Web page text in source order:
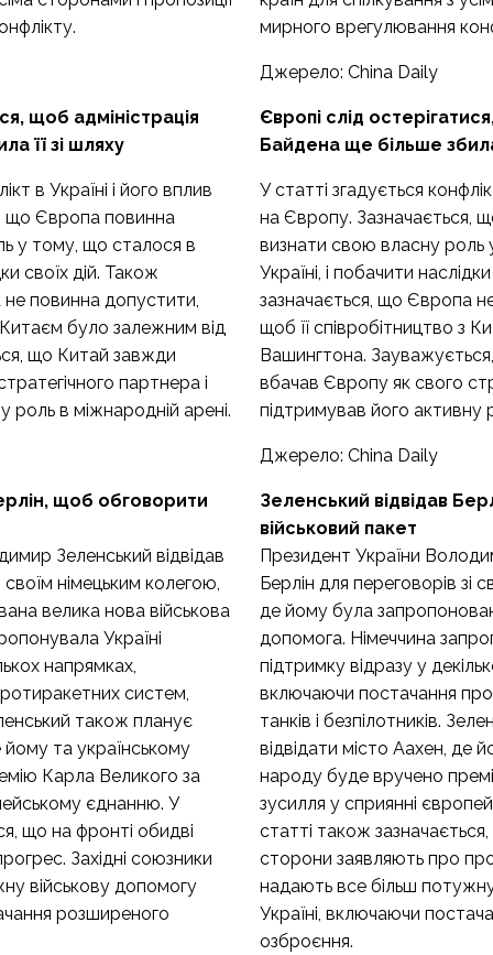
щоб адміністрація
її зі шляху
в Україні і його вплив
що Європа повинна
у тому, що сталося в
своїх дій. Також
повинна допустити,
Китаєм було залежним від
що Китай завжди
партнера і
роль в міжнародній арені.
щоб обговорити
Зеленський відвідав
своїм німецьким колегою,
велика нова військова
Україні
напрямках,
систем,
також планує
йому та українському
Карла Великого за
єднанню. У
що на фронті обидві
Західні союзники
військову допомогу
розширеного
мирного врегулювання
Джерело: China Daily
Європі слід
Байдена ще більше збила
У статті згадується
на Європу. Зазначається,
визнати свою власну
Україні, і побачити
зазначається, що Європа
щоб її співробітництво з
Вашингтона.
вбачав Європу як свого
підтримував його активну
Джерело: China Daily
Зеленський відвідав
військовий пакет
Президент України
Берлін для переговорів зі
де йому була
допомога. Німеччина
підтримку відразу у
включаючи постачання
танків і безпілотників.
відвідати місто Аахен, де
народу буде вручено
зусилля у сприянні
статті також
сторони заявляють про
надають все більш
Україні, включаючи
озброєння.